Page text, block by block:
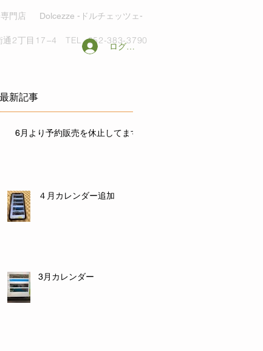
専門店 Dolcezze -ドルチェッツェ-
通2丁目17−4TEL. 052-383-3790
ログイン
最新記事
6月より予約販売を休止してます
４月カレンダー追加
3月カレンダー